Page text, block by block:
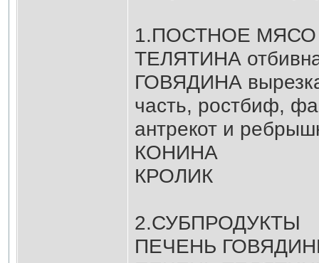
1.ПОСТНОЕ МЯСО
ТЕЛЯТИНА
ГОВЯДИНА
часть, ростбиф,
антрекот и
КОНИНА
КРОЛИК
2.СУБПРОДУКТЫ
ПЕЧЕНЬ